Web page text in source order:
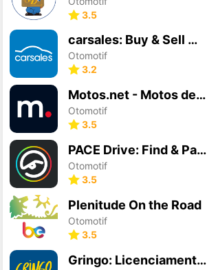
3.5
carsales: Buy & Sell Cars
Otomotif
3.2
Motos.net - Motos de Ocasión
Otomotif
3.5
PACE Drive: Find & Pay for Gas
Otomotif
3.5
Plenitude On the Road
Otomotif
3.5
Gringo: Licenciamento, IPVA +